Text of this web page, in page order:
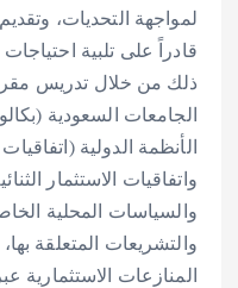
لمواجهة التحديات،
قادراً على تلبية
ذلك من خلال تدريس
الجامعات السعودية
الأنظمة الدولية
واتفاقيات الاستثمار
والسياسات المحلية
والتشريعات المتعلقة
المنازعات الاستثمارية